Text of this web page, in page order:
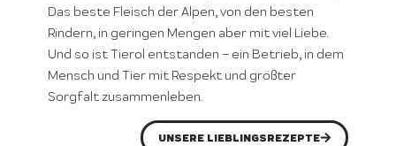
Das beste Fleisch der Alpen, von den besten
Rindern, in geringen Mengen aber mit viel Liebe.
Und so ist Tierol entstanden – ein Betrieb, in dem
Mensch und Tier mit Respekt und größter
Sorgfalt zusammenleben.
UNSERE LIEBLINGSREZEPTE